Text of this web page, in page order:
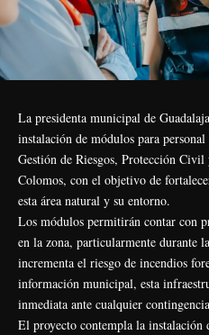
La presidenta municipal de
instalación de módulos para
Gestión de Riesgos, Protección
Colomos, con el objetivo de
esta área natural y su entorno.
Los módulos permitirán contar con
en la zona, particularmente durante
incrementa el riesgo de incendios
información municipal, esta
inmediata ante cualquier
El proyecto contempla la instalación